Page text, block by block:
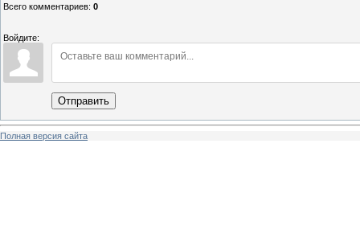
Всего комментариев: 0
Войдите:
Отправить
Полная версия сайта